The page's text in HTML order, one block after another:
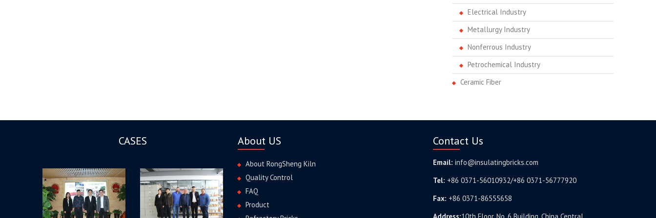
Electrical Industry
Metallurgy Industry
Nonferrous Industry
Petrochemical Industry
Ceramic Fiber
CASES About US
About RongSheng Kiln
Quality Control
FAQ
Product
Contact Us
Email: info@insulatingbricks.com
Tel: +86 0371-56010932/+86 0371-56777920
Fax: +86 0371-86555658